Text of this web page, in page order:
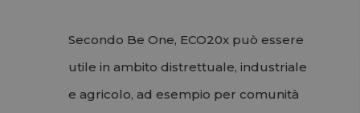
Secondo Be One, ECO20x può essere
utile in ambito distrettuale, industriale
e agricolo, ad esempio per comunità